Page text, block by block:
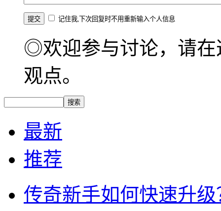
记住我,下次回复时不用重新输入个人信息
◎欢迎参与讨论，请在
观点。
最新
推荐
传奇新手如何快速升